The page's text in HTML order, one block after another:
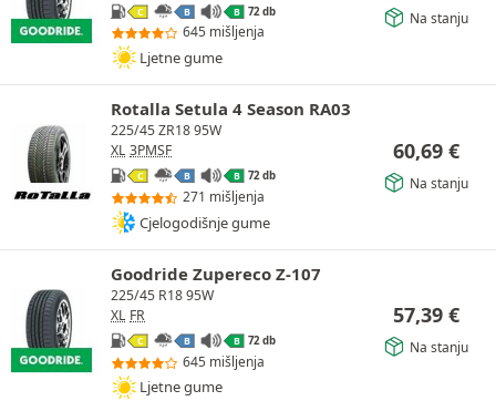
C B B 72 db
645 mišljenja
Ljetne gume
Na stanju
Rotalla Setula 4 Season RA03
225/45 ZR18 95W
XL 3PMSF
C B B 72 db
271 mišljenja
Cjelogodišnje gume
60,69 €
Na stanju
Goodride Zupereco Z-107
225/45 R18 95W
XL FR
C B B 72 db
645 mišljenja
Ljetne gume
57,39 €
Na stanju